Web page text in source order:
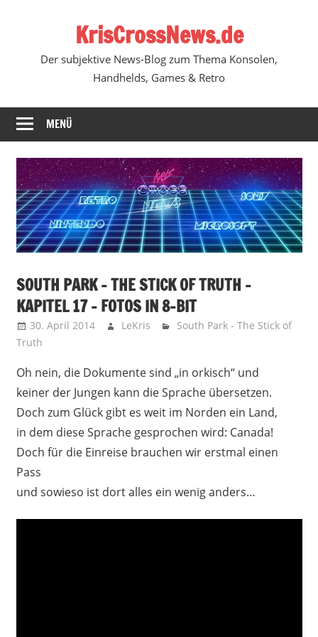
KrisCrossNews.de
Der subjektive News-Blog zum Thema Konsolen,
Handhelds, Games & Retro
MENÜ
SOUTH PARK – THE STICK OF TRUTH –
KAPITEL 17 – FOTOS IN 8-BIT
30. April 2014 LeKris
South Park - The Stick of
Truth
Oh nein, die Dokumente sind „in orkisch“ und
keiner der Jungen kann die Sprache übersetzen.
Doch zum Glück gibt es weit im Norden ein Land,
in dem diese Sprache gesprochen wird: Canada!
Doch für die Einreise brauchen wir erstmal einen
Pass
und sowieso ist dort alles ein wenig anders…